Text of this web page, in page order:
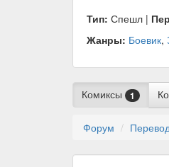
Тип: Спешл |
Жанры: Боевик,
Комиксы 1
Форум